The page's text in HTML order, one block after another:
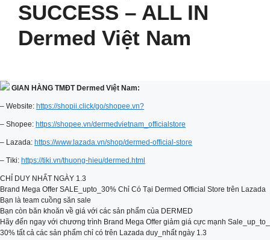
SUCCESS – ALL IN
Dermed Việt Nam
GIAN HÀNG TMĐT Dermed Việt Nam:
– Website: https://shopii.click/go/shopee.vn?
– Shopee: https://shopee.vn/dermedvietnam_officialstore
– Lazada: https://www.lazada.vn/shop/dermed-official-store
– Tiki: https://tiki.vn/thuong-hieu/dermed.html
CHỈ DUY NHẤT NGÀY 1.3
Brand Mega Offer SALE_upto_30% Chỉ Có Tại Dermed Official Store trên Lazada
Bạn là team cuồng săn sale
Bạn còn băn khoăn về giá với các sản phẩm của DERMED
Hãy đến ngay với chương trình Brand Mega Offer giảm giá cực mạnh Sale_up_to_
30% tất cả các sản phẩm chỉ có trên Lazada duy_nhất ngày 1.3